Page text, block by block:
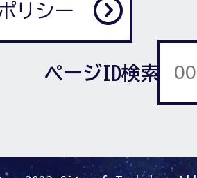
リシー
ページID検索